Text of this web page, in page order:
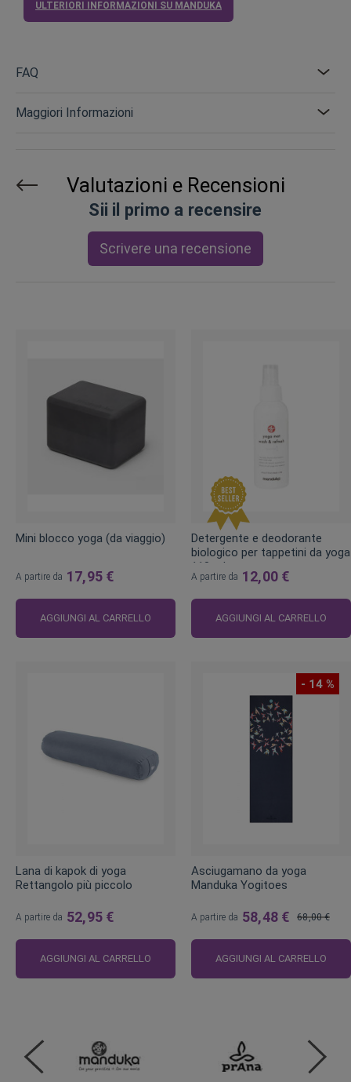
ULTERIORI INFORMAZIONI SU MANDUKA
FAQ
Maggiori Informazioni
Valutazioni e Recensioni
Sii il primo a recensire
Scrivere una recensione
Mini blocco yoga (da viaggio)
A partire da 17,95 €
AGGIUNGI AL CARRELLO
Detergente e deodorante
biologico per tappetini da yoga
118 ml
A partire da 12,00 €
AGGIUNGI AL CARRELLO
Lana di kapok di yoga
Rettangolo più piccolo
A partire da 52,95 €
AGGIUNGI AL CARRELLO
- 14 %
Asciugamano da yoga
Manduka Yogitoes
A partire da 58,48 €
regolare
68,00 €
AGGIUNGI AL CARRELLO